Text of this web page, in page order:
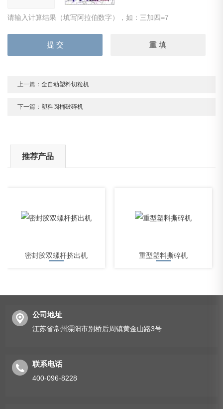
请输入计算结果（填写阿拉伯数字），如：三加四=7
上一篇：全自动塑料切粒机
下一篇：塑料圆桶破碎机
推荐产品
密封胶双螺杆挤出机 重型塑料撕碎机
公司地址
江苏省常州溧阳市别桥后周镇黄金山路3号
联系电话
400-096-8228